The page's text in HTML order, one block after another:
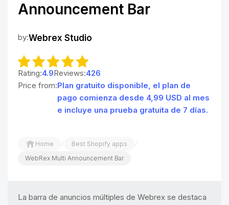
Announcement Bar
by:Webrex Studio
Rating:4.9Reviews:426
Price from:Plan gratuito disponible, el plan de
pago comienza desde 4,99 USD al mes
e incluye una prueba gratuita de 7 días.
Home / Best Shopify apps /
WebRex Multi Announcement Bar
La barra de anuncios múltiples de Webrex se destaca